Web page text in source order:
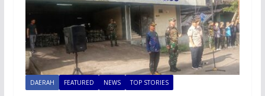
DAERAH FEATURED NEWS TOP STORIES